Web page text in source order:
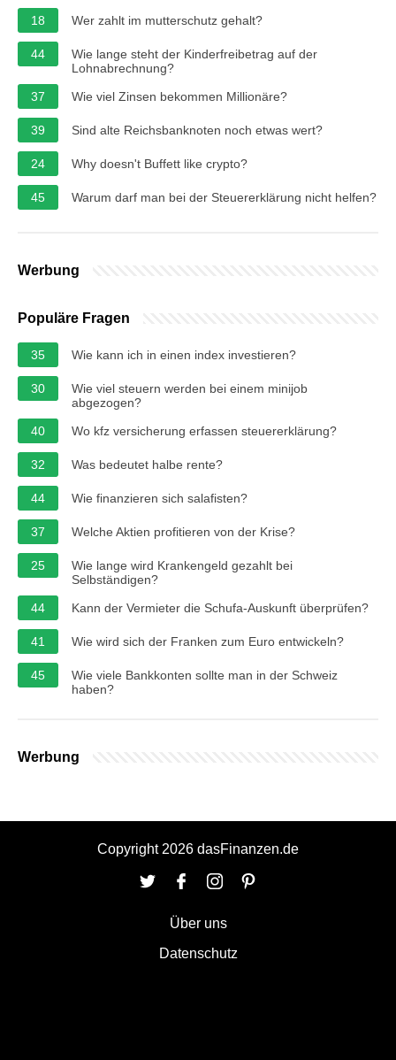
18 Wer zahlt im mutterschutz gehalt?
44
Wie lange steht der Kinderfreibetrag auf der
Lohnabrechnung?
37
Wie viel Zinsen bekommen Millionäre?
39 Sind alte Reichsbanknoten noch etwas wert?
24 Why doesn't Buffett like crypto?
45 Warum darf man bei der Steuererklärung nicht helfen?
Werbung
Populäre Fragen
35 Wie kann ich in einen index investieren?
30
Wie viel steuern werden bei einem minijob
abgezogen?
40
Wo kfz versicherung erfassen steuererklärung?
32 Was bedeutet halbe rente?
44 Wie finanzieren sich salafisten?
37 Welche Aktien profitieren von der Krise?
25
Wie lange wird Krankengeld gezahlt bei
Selbständigen?
44
Kann der Vermieter die Schufa-Auskunft überprüfen?
41 Wie wird sich der Franken zum Euro entwickeln?
45
Wie viele Bankkonten sollte man in der Schweiz
haben?
Werbung
Copyright 2026 dasFinanzen.de
Über uns
Datenschutz